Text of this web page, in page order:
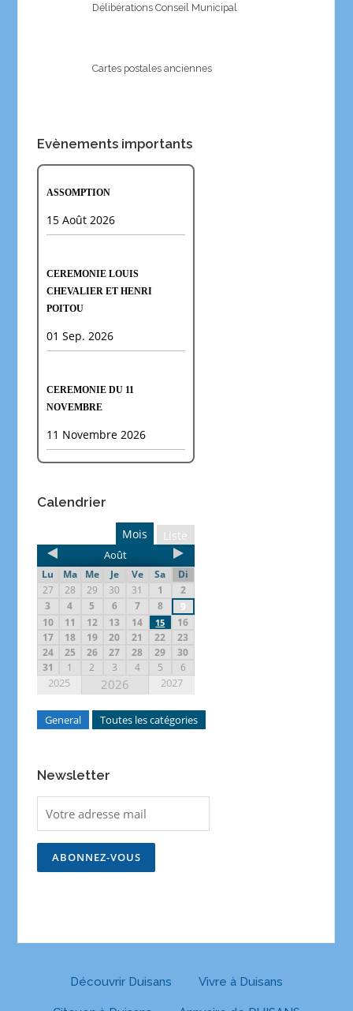
Délibérations Conseil Municipal
Cartes postales anciennes
Evènements importants
ASSOMPTION
15 Août 2026
CEREMONIE LOUIS
CHEVALIER ET HENRI
POITOU
01 Sep. 2026
CEREMONIE DU 11
NOVEMBRE
11 Novembre 2026
Calendrier
Liste
Mois
Août
Lu Ma Me Je Ve Sa
Di
27
28 29 30 31 1
2
3
4 5 6 7 8
9
10
11 12 13 14 15
16
17
18 19 20 21 22
23
24
25 26 27 28 29
30
31
1 2 3 4 5 6
2025 2026 2027
General Toutes les catégories
Newsletter
Découvrir Duisans Vivre à Duisans